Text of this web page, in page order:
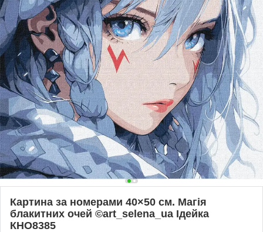
Картина за номерами 40×50 см. Магія
блакитних очей ©art_selena_ua Ідейка
КНО8385